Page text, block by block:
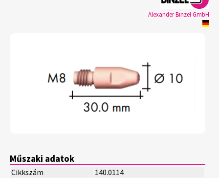
Alexander Binzel GmbH
Műszaki adatok
Cikkszám
140.0114